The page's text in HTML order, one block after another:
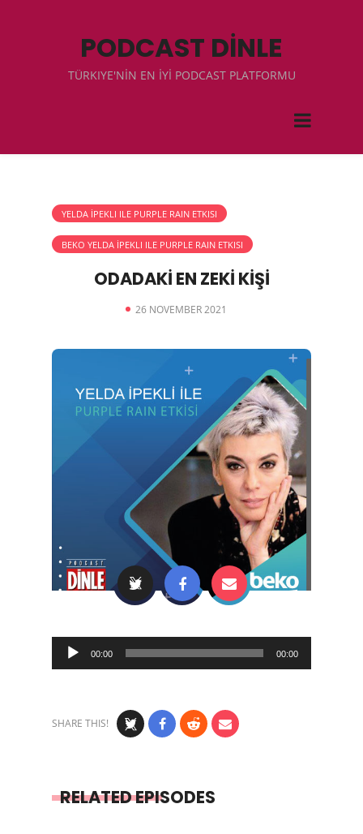
PODCAST DİNLE
TÜRKIYE'NİN EN İYİ PODCAST PLATFORMU
YELDA İPEKLI ILE PURPLE RAIN ETKISI
BEKO YELDA İPEKLI ILE PURPLE RAIN ETKISI
ODADAKİ EN ZEKİ KİŞİ
26 NOVEMBER 2021
Audio
Player
00:00 00:00
SHARE THIS!
RELATED EPISODES